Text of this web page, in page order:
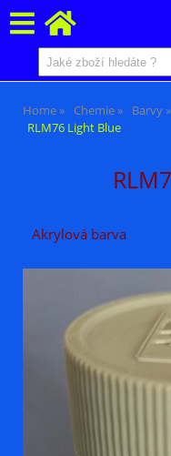
Home Chemie Barvy
RLM76 Light Blue
Akrylová barva